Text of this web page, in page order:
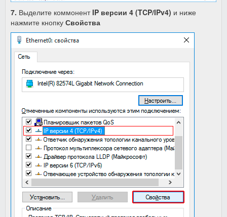
7. Выделите коммонент IP версии 4 (TCP/IPv4) и ниже
нажмите кнопку Свойства